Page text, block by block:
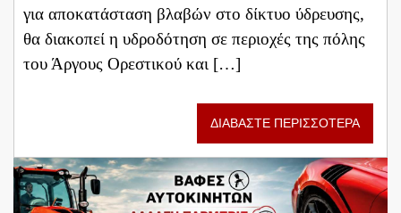
για αποκατάσταση βλαβών στο δίκτυο ύδρευσης,
θα διακοπεί η υδροδότηση σε περιοχές της πόλης
του Άργους Ορεστικού και […]
ΔΙΑΒΑΣΤΕ ΠΕΡΙΣΣΟΤΕΡΑ